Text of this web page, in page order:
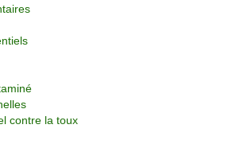
contre la toux